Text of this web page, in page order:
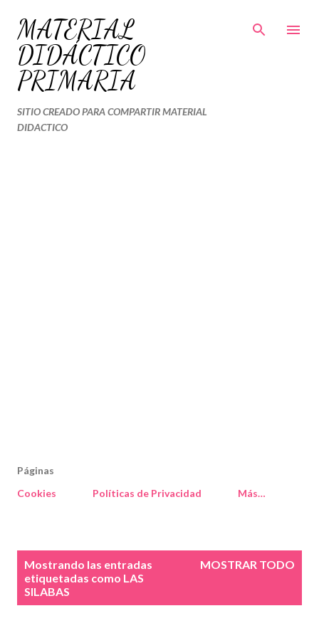
Ir al contenido principal
MATERIAL
DIDÁCTICO
PRIMARIA
SITIO CREADO PARA COMPARTIR MATERIAL
DIDACTICO
Páginas
Cookies
Políticas de Privacidad Más…
Mostrando las entradas
etiquetadas como LAS
SILABAS
MOSTRAR TODO